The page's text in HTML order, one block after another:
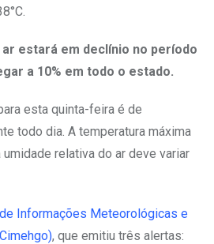
estará em declínio no período
a 10% em todo o estado.
esta quinta-feira é de
todo dia. A temperatura máxima
umidade relativa do ar deve variar
Informações Meteorológicas e
, que emitiu três alertas: